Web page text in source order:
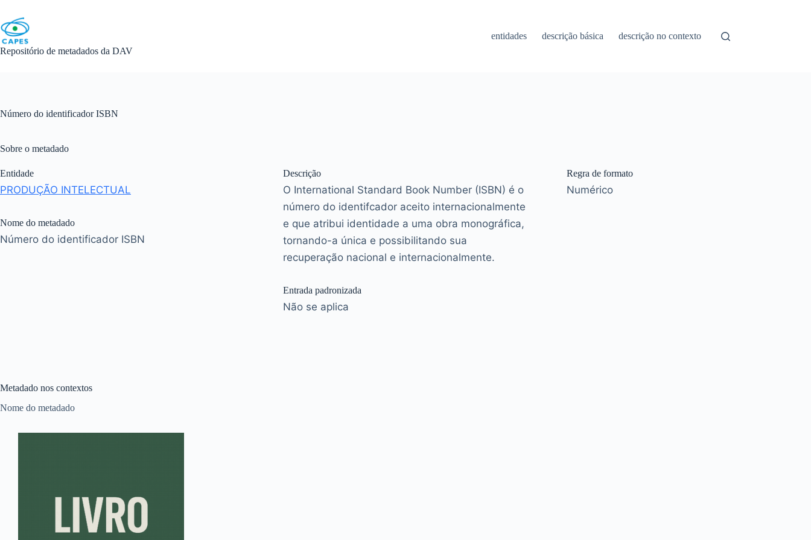
content
Repositório de metadados da DAV
entidades descrição básica descrição no contexto
Número do identificador ISBN
Sobre o metadado
Entidade
PRODUÇÃO INTELECTUAL
Nome do metadado
Número do identificador ISBN
Descrição
O International Standard Book Number (ISBN) é o
número do identifcador aceito internacionalmente
e que atribui identidade a uma obra monográfica,
tornando-a única e possibilitando sua
recuperação nacional e internacionalmente.
Entrada padronizada
Não se aplica
Regra de formato
Numérico
Metadado nos contextos
Nome do metadado